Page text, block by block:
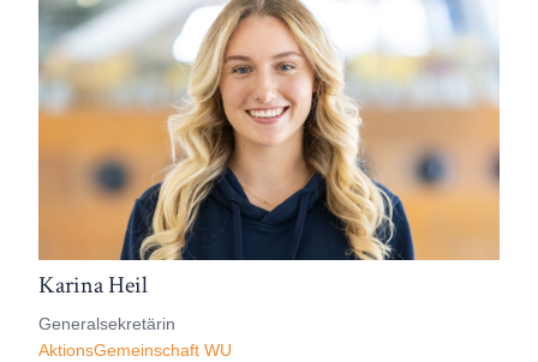
Karina Heil
Generalsekretärin
AktionsGemeinschaft WU